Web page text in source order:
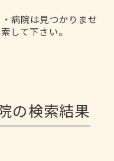
病院は見つかりませ
して下さい。
の検索結果